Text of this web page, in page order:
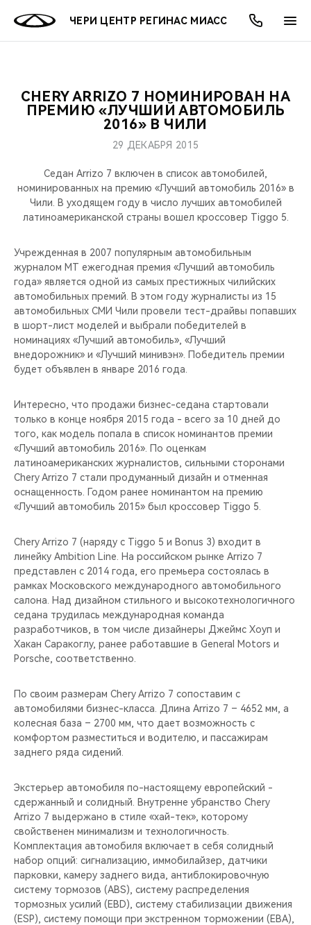
ЧЕРИ ЦЕНТР РЕГИНАС МИАСС
МОДЕЛИ
КРОССОВЕРЫ
СЕДАНЫ
НОВИНКИ
ПОКУПАТЕЛЯМ
КРЕДИТ И СТРАХОВАНИЕ
ВЛАДЕЛЬЦАМ
ЗАПЧАСТИ И АКСЕССУАРЫ
ПОДДЕРЖКА
МИР CHERY
О БРЕНДЕ
CHERY В СОЦСЕТЯХ
БЛАГОТВОРИТЕЛЬНОСТЬ
CHERY REMOTE
CHERY И СПОРТ
ВИДЕООБЗОРЫ
CHERY ДЛЯ ДЕТЕЙ
АКЦИИ
ОНЛАЙН СЕРВИСЫ
КРЕДИТ
О КОМПАНИИ
МЫ В СОЦСЕТЯХ
CHERY ARRIZO 7 НОМИНИРОВАН НА
ПРЕМИЮ «ЛУЧШИЙ АВТОМОБИЛЬ
2016» В ЧИЛИ
29 ДЕКАБРЯ 2015
Седан Arrizo 7 включен в список автомобилей,
номинированных на премию «Лучший автомобиль 2016» в
Чили. В уходящем году в число лучших автомобилей
латиноамериканской страны вошел кроссовер Tiggo 5.
Учрежденная в 2007 популярным автомобильным
журналом MT ежегодная премия «Лучший автомобиль
года» является одной из самых престижных чилийских
автомобильных премий. В этом году журналисты из 15
автомобильных СМИ Чили провели тест-драйвы попавших
в шорт-лист моделей и выбрали победителей в
номинациях «Лучший автомобиль», «Лучший
внедорожник» и «Лучший минивэн». Победитель премии
будет объявлен в январе 2016 года.
Интересно, что продажи бизнес-седана стартовали
только в конце ноября 2015 года - всего за 10 дней до
того, как модель попала в список номинантов премии
«Лучший автомобиль 2016». По оценкам
латиноамериканских журналистов, сильными сторонами
Chery Arrizo 7 стали продуманный дизайн и отменная
оснащенность. Годом ранее номинантом на премию
«Лучший автомобиль 2015» был кроссовер Tiggo 5.
Chery Arrizo 7 (наряду с Tiggo 5 и Bonus 3) входит в
линейку Ambition Line. На российском рынке Arrizo 7
представлен с 2014 года, его премьера состоялась в
рамках Московского международного автомобильного
салона. Над дизайном стильного и высокотехнологичного
седана трудилась международная команда
разработчиков, в том числе дизайнеры Джеймс Хоуп и
Хакан Саракоглу, ранее работавшие в General Motors и
Porsche, соответственно.
По своим размерам Chery Arrizo 7 сопоставим с
автомобилями бизнес-класса. Длина Arrizo 7 – 4652 мм, а
колесная база – 2700 мм, что дает возможность с
комфортом разместиться и водителю, и пассажирам
заднего ряда сидений.
Экстерьер автомобиля по-настоящему европейский -
сдержанный и солидный. Внутренне убранство Chery
Arrizo 7 выдержано в стиле «хай-тек», которому
свойственен минимализм и технологичность.
Комплектация автомобиля включает в себя солидный
набор опций: сигнализацию, иммобилайзер, датчики
парковки, камеру заднего вида, антиблокировочную
систему тормозов (ABS), систему распределения
тормозных усилий (EBD), cистему стабилизации движения
(ESP), cистему помощи при экстренном торможении (EBA),